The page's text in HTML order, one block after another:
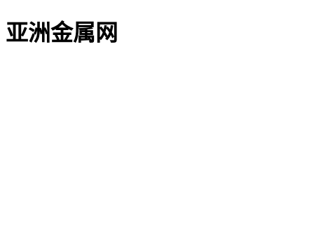
亚洲金属网